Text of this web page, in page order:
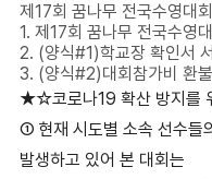
제17회 꿈나무 전국수영대
1. 제17회 꿈나무 전국수영
2. (양식#1)학교장 확인서
3. (양식#2)대회참가비 환
★☆코로나19 확산 방지
① 현재 시도별 소속 선수들
발생하고 있어 본 대회는